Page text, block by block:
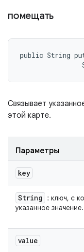
помещать
public String
Связывает
этой карте.
Параметры
key
String
: ключ, с
указанное значение.
value